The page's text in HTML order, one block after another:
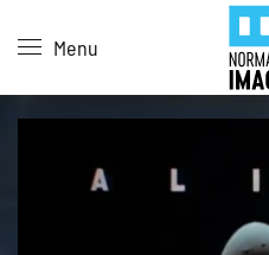
Skip to main content
Menu
Panneau de gestion des cookies